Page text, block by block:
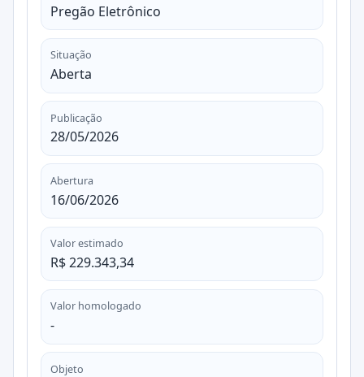
Pregão Eletrônico
Situação
Aberta
Publicação
28/05/2026
Abertura
16/06/2026
Valor estimado
R$ 229.343,34
Valor homologado
-
Objeto